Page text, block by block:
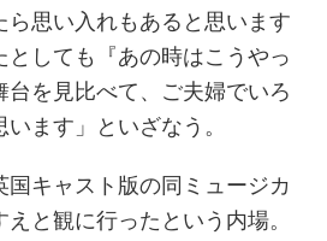
ら思い入れもあると思います
としても『あの時はこうやっ
台を見比べて、ご夫婦でいろ
ます」といざなう。
国キャスト版の同ミュージカ
と観に行ったという内場。